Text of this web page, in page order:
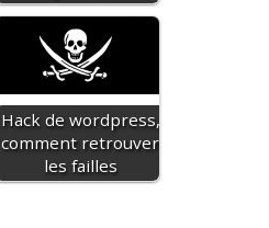
Hack de wordpress,
comment retrouver
les failles